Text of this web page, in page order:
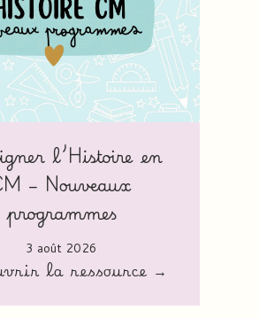
l’Histoire en
– Nouveaux
programmes
3 août 2026
la ressource →